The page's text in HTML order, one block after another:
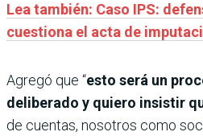
Lea también: Caso IPS:
cuestiona el acta de
Agregó que “esto será un
deliberado y quiero insistir
de cuentas, nosotros como